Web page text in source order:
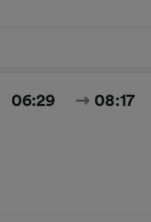
06:29 08:17